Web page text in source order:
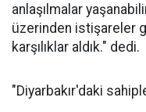
anlaşılmalar
üzerinden istişareler
karşılıklar aldık." dedi.
"Diyarbakır'daki